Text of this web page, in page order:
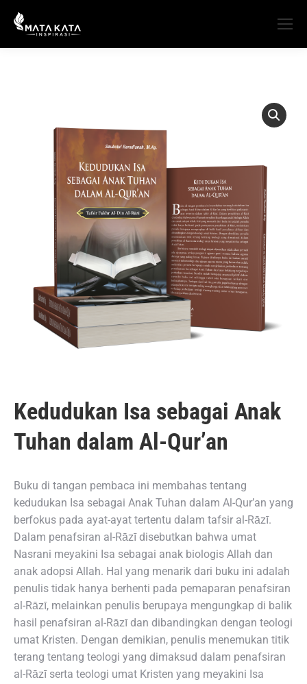
Kedudukan Isa sebagai Anak
Tuhan dalam Al-Qur’an
Buku di tangan pembaca ini membahas tentang
kedudukan Isa sebagai Anak Tuhan dalam Al-Qur’an yang
berfokus pada ayat-ayat tertentu dalam tafsir al-Rāzī.
Dalam penafsiran al-Rāzī disebutkan bahwa umat
Nasrani meyakini Isa sebagai anak biologis Allah dan
anak adopsi Allah. Hal yang menarik dari buku ini adalah
penulis tidak hanya berhenti pada pemaparan penafsiran
al-Rāzī, melainkan penulis berupaya mengungkap di balik
hasil penafsiran al-Rāzī dan dibandingkan dengan teologi
umat Kristen. Dengan demikian, penulis menemukan titik
terang tentang teologi yang dimaksud dalam penafsiran
al-Rāzī serta teologi umat Kristen yang meyakini Isa